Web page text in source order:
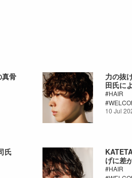
骨
力の抜
田氏に
HAIR
10 Jul
氏
げに差
HAIR